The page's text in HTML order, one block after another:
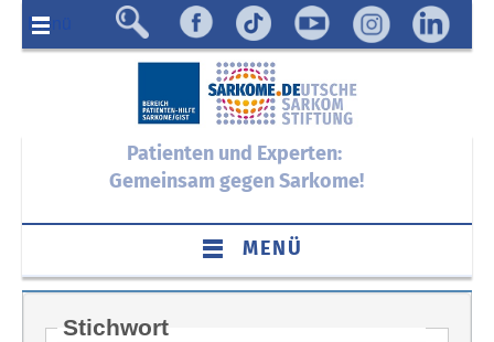
Menü
Patienten und Experten:
Gemeinsam gegen Sarkome!
MENÜ
Stichwort